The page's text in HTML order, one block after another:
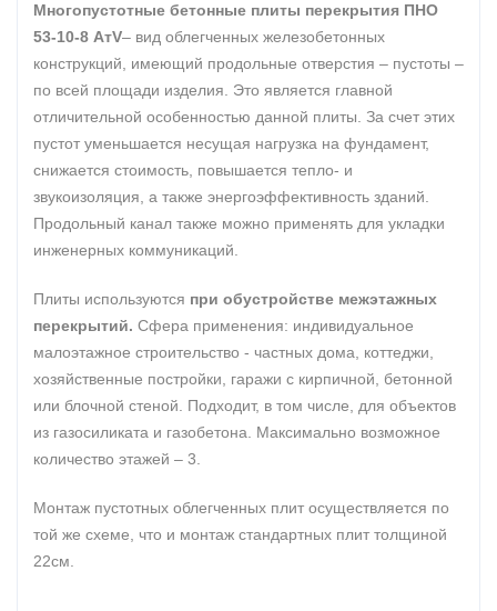
Многопустотные бетонные плиты перекрытия ПНО
53-10-8 АтV– вид облегченных железобетонных
конструкций, имеющий продольные отверстия – пустоты –
по всей площади изделия. Это является главной
отличительной особенностью данной плиты. За счет этих
пустот уменьшается несущая нагрузка на фундамент,
снижается стоимость, повышается тепло- и
звукоизоляция, а также энергоэффективность зданий.
Продольный канал также можно применять для укладки
инженерных коммуникаций.
Плиты используются при обустройстве межэтажных
перекрытий. Сфера применения: индивидуальное
малоэтажное строительство - частных дома, коттеджи,
хозяйственные постройки, гаражи с кирпичной, бетонной
или блочной стеной. Подходит, в том числе, для объектов
из газосиликата и газобетона. Максимально возможное
количество этажей – 3.
Монтаж пустотных облегченных плит осуществляется по
той же схеме, что и монтаж стандартных плит толщиной
22см.